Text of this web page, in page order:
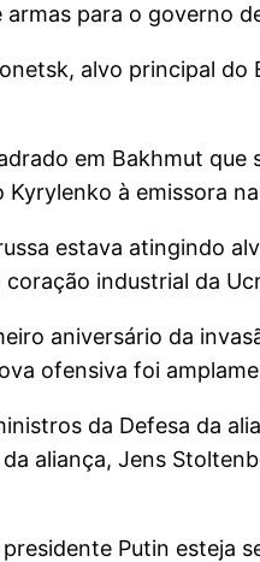
para o governo
alvo principal
em Bakhmut
à emissora
estava atingindo
industrial da
aniversário da
ofensiva foi
da Defesa da
aliança, Jens
Putin esteja